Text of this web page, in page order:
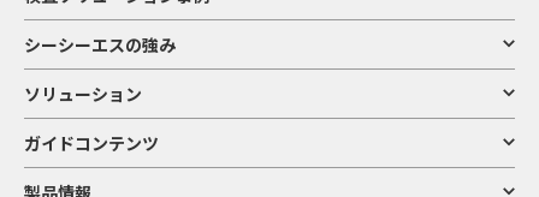
シーシーエスの強み
ソリューション
ガイドコンテンツ
製品情報